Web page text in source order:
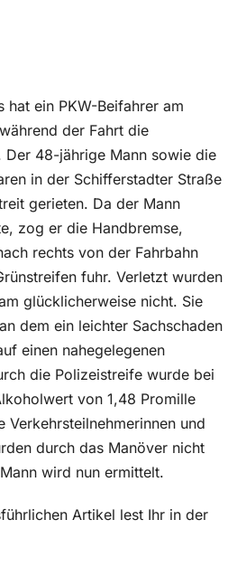
hat ein PKW-Beifahrer am
der Fahrt die
Der 48-jährige Mann sowie die
in der Schifferstadter Straße
gerieten. Da der Mann
zog er die Handbremse,
rechts von der Fahrbahn
fuhr. Verletzt wurden
glücklicherweise nicht. Sie
dem ein leichter Sachschaden
einen nahegelegenen
die Polizeistreife wurde bei
von 1,48 Promille
Verkehrsteilnehmerinnen und
durch das Manöver nicht
wird nun ermittelt.
Artikel lest Ihr in der